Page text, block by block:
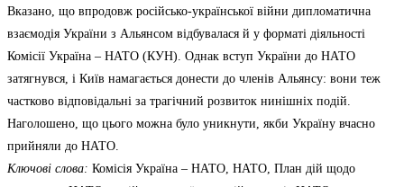
Вказано, що впродовж російсько-української війни дипломатична
взаємодія України з Альянсом відбувалася й у форматі діяльності
Комісії Україна – НАТО (КУН). Однак вступ України до НАТО
затягнувся, і Київ намагається донести до членів Альянсу: вони теж
частково відповідальні за трагічний розвиток нинішніх подій.
Наголошено, що цього можна було уникнути, якби Україну вчасно
прийняли до НАТО.
Ключові слова: Комісія Україна – НАТО, НАТО, План дій щодо